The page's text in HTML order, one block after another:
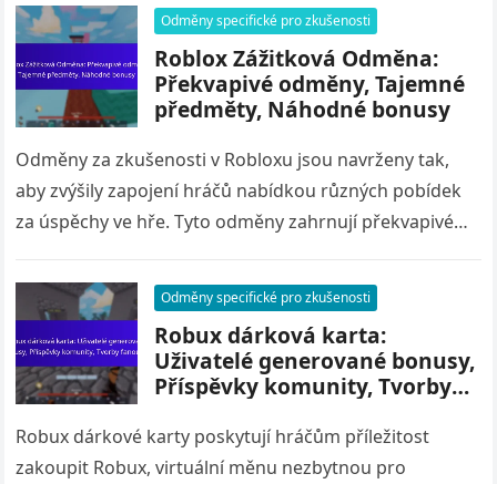
Odměny specifické pro zkušenosti
Roblox Zážitková Odměna:
Překvapivé odměny, Tajemné
předměty, Náhodné bonusy
Odměny za zkušenosti v Robloxu jsou navrženy tak,
aby zvýšily zapojení hráčů nabídkou různých pobídek
za úspěchy ve hře. Tyto odměny zahrnují překvapivé
Odměny specifické pro zkušenosti
Robux dárková karta:
Uživatelé generované bonusy,
Příspěvky komunity, Tvorby
Robux dárkové karty poskytují hráčům příležitost
zakoupit Robux, virtuální měnu nezbytnou pro